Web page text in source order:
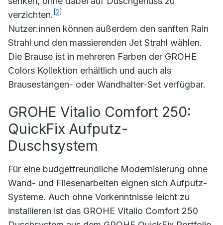
verzichten. [2]
Nutzer:innen können außerdem den sanften Rain
Strahl und den massierenden Jet Strahl wählen.
Die Brause ist in mehreren Farben der GROHE
Colors Kollektion erhältlich und auch als
Brausestangen- oder Wandhalter-Set verfügbar.
GROHE Vitalio Comfort 250:
QuickFix Aufputz-
Duschsystem
Für eine budgetfreundliche Modernisierung ohne
Wand- und Fliesenarbeiten eignen sich Aufputz-
Systeme. Auch ohne Vorkenntnisse leicht zu
installieren ist das GROHE Vitalio Comfort 250